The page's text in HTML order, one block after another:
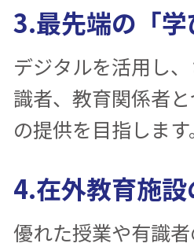
3.最先端の「
デジタルを活用し
識者、教育関係者
の提供を目指します。
4.在外教育施
優れた授業や有識